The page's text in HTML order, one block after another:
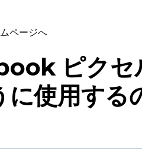
ページへ
ピクセ
に使用する